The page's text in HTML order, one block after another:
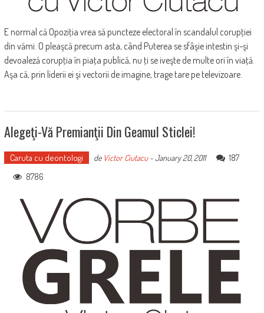
E normal că Opoziţia vrea să puncteze electoral în scandalul corupţiei
din vămi. O pleaşcă precum asta, când Puterea se sfâşie intestin şi-şi
devoaleză corupţia în piaţa publică, nu ţi se iveşte de multe ori în viaţă.
Aşa că, prin liderii ei şi vectorii de imagine, trage tare pe televizoare.
Alegeţi-Vă Premianţii Din Geamul Sticlei!
Caruta cu deontologi de Victor Ciutacu-January 20, 2011
187
8786